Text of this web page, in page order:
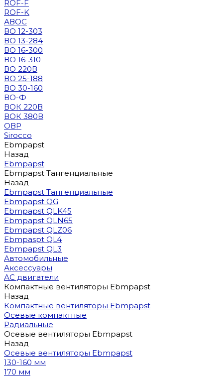
ROF-F
ROF-K
АВОС
ВО 12-303
ВО 13-284
ВО 16-300
ВО 16-310
ВО 220В
ВО 25-188
ВО 30-160
ВО-Ф
ВОК 220В
ВОК 380В
ОВР
Sirocco
Ebmpapst
Назад
Ebmpapst
Ebmpapst Тангенциальные
Назад
Ebmpapst Тангенциальные
Ebmpapst QG
Ebmpapst QLK45
Ebmpapst QLN65
Ebmpapst QLZ06
Ebmpaspt QL4
Ebmpapst QL3
Автомобильные
Аксессуары
АС двигатели
Компактные вентиляторы Ebmpapst
Назад
Компактные вентиляторы Ebmpapst
Осевые компактные
Радиальные
Осевые вентиляторы Ebmpapst
Назад
Осевые вентиляторы Ebmpapst
130-160 мм
170 мм